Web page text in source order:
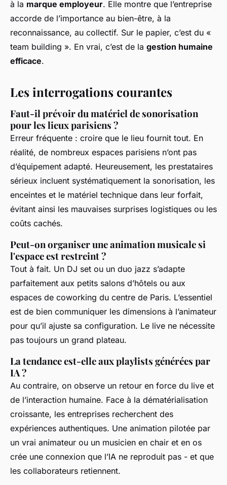
à la marque employeur. Elle montre que l’entreprise
accorde de l’importance au bien-être, à la
reconnaissance, au collectif. Sur le papier, c’est du «
team building ». En vrai, c’est de la gestion humaine
efficace.
Les interrogations courantes
Faut-il prévoir du matériel de sonorisation
pour les lieux parisiens ?
Erreur fréquente : croire que le lieu fournit tout. En
réalité, de nombreux espaces parisiens n’ont pas
d’équipement adapté. Heureusement, les prestataires
sérieux incluent systématiquement la sonorisation, les
enceintes et le matériel technique dans leur forfait,
évitant ainsi les mauvaises surprises logistiques ou les
coûts cachés.
Peut-on organiser une animation musicale si
l'espace est restreint ?
Tout à fait. Un DJ set ou un duo jazz s’adapte
parfaitement aux petits salons d’hôtels ou aux
espaces de coworking du centre de Paris. L’essentiel
est de bien communiquer les dimensions à l’animateur
pour qu’il ajuste sa configuration. Le live ne nécessite
pas toujours un grand plateau.
La tendance est-elle aux playlists générées par
IA ?
Au contraire, on observe un retour en force du live et
de l’interaction humaine. Face à la dématérialisation
croissante, les entreprises recherchent des
expériences authentiques. Une animation pilotée par
un vrai animateur ou un musicien en chair et en os
crée une connexion que l’IA ne reproduit pas - et que
les collaborateurs retiennent.